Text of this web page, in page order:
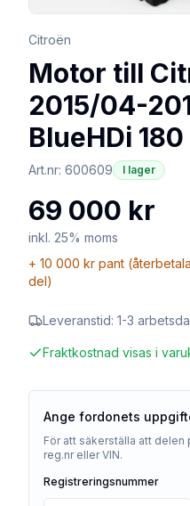
Citroën
Motor till
2015/04-
BlueHDi 180
Art.nr: 600609 I lager
69 000 kr
inkl. 25% moms
+ 10 000 kr pant
del)
Leveranstid: 1-3
Fraktkostnad visas i
Ange fordonets
För att säkerställa att delen
reg.nr eller VIN.
Registreringsnummer